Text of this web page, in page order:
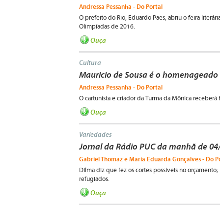
Andressa Pessanha - Do Portal
O prefeito do Rio, Eduardo Paes, abriu o feira
Olimpíadas de 2016.
Ouça
Cultura
Mauricio de Sousa é o
Andressa Pessanha - Do Portal
O cartunista e criador da Turma da Mônica
Ouça
Variedades
Jornal da Rádio PUC da manhã de
Gabriel Thomaz e Maria Eduarda Gonçalves - Do
Dilma diz que fez os cortes possíveis no
refugiados.
Ouça